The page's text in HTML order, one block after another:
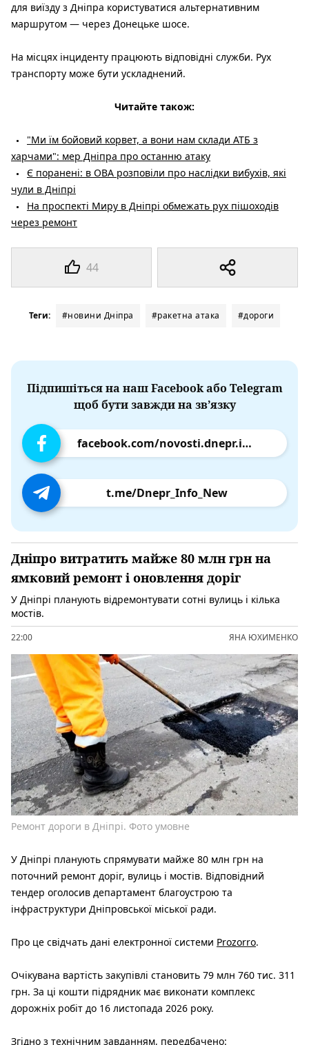
44
для виїзду з Дніпра користуватися альтернативним
маршрутом — через Донецьке шосе.
На місцях інциденту працюють відповідні служби. Рух
транспорту може бути ускладнений.
Читайте також:
"Ми їм бойовий корвет, а вони нам склади АТБ з
харчами": мер Дніпра про останню атаку
Є поранені: в ОВА розповіли про наслідки вибухів, які
чули в Дніпрі
На проспекті Миру в Дніпрі обмежать рух пішоходів
через ремонт
Теги: #новини Дніпра #ракетна атака #дороги
Підпишіться на наш Facebook або Telegram
щоб бути завжди на зв’язку
facebook.com/novosti.dnepr.info
t.me/Dnepr_Info_New
Дніпро витратить майже 80 млн грн на
ямковий ремонт і оновлення доріг
У Дніпрі планують відремонтувати сотні вулиць і кілька
мостів.
22:00 ЯНА ЮХИМЕНКО
Ремонт дороги в Дніпрі. Фото умовне
У Дніпрі планують спрямувати майже 80 млн грн на
поточний ремонт доріг, вулиць і мостів. Відповідний
тендер оголосив департамент благоустрою та
інфраструктури Дніпровської міської ради.
Про це свідчать дані електронної системи Prozorro.
Очікувана вартість закупівлі становить 79 млн 760 тис. 311
грн. За ці кошти підрядник має виконати комплекс
дорожніх робіт до 16 листопада 2026 року.
Згідно з технічним завданням, передбачено: